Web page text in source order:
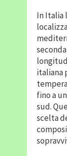
In Italia
italiana
fino a
sud.
scelta